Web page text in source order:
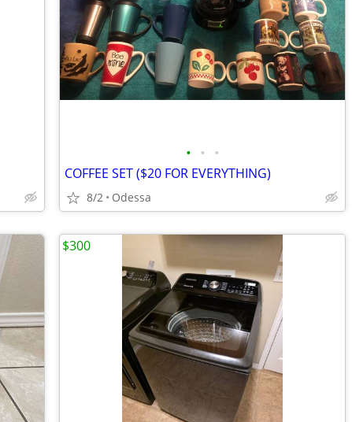
• • •
COFFEE SET ($20 FOR EVERYTHING)
8/2 Odessa
$300